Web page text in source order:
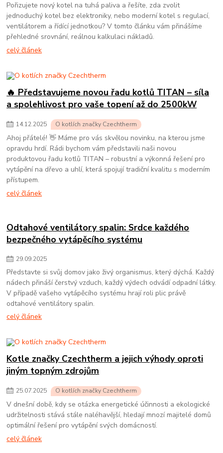
Pořizujete nový kotel na tuhá paliva a řešíte, zda zvolit
jednoduchý kotel bez elektroniky, nebo moderní kotel s regulací,
ventilátorem a řídící jednotkou? V tomto článku vám přinášíme
přehledné srovnání, reálnou kalkulaci nákladů.
celý článek
🔥 Představujeme novou řadu kotlů TITAN – síla
a spolehlivost pro vaše topení až do 2500kW
14.12.2025 O kotlích značky Czechtherm
Ahoj přátelé! 👋 Máme pro vás skvělou novinku, na kterou jsme
opravdu hrdí. Rádi bychom vám představili naši novou
produktovou řadu kotlů TITAN – robustní a výkonná řešení pro
vytápění na dřevo a uhlí, která spojují tradiční kvalitu s moderním
přístupem.
celý článek
Odtahové ventilátory spalin: Srdce každého
bezpečného vytápěcího systému
29.09.2025
Představte si svůj domov jako živý organismus, který dýchá. Každý
nádech přináší čerstvý vzduch, každý výdech odvádí odpadní látky.
V případě vašeho vytápěcího systému hrají roli plic právě
odtahové ventilátory spalin.
celý článek
Kotle značky Czechtherm a jejich výhody oproti
jiným topným zdrojům
25.07.2025 O kotlích značky Czechtherm
V dnešní době, kdy se otázka energetické účinnosti a ekologické
udržitelnosti stává stále naléhavější, hledají mnozí majitelé domů
optimální řešení pro vytápění svých domácností.
celý článek